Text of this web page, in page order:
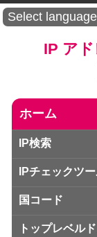
Select language
IP ア
ホーム
IP検索
IPチェックツ
国コード
トップレベル